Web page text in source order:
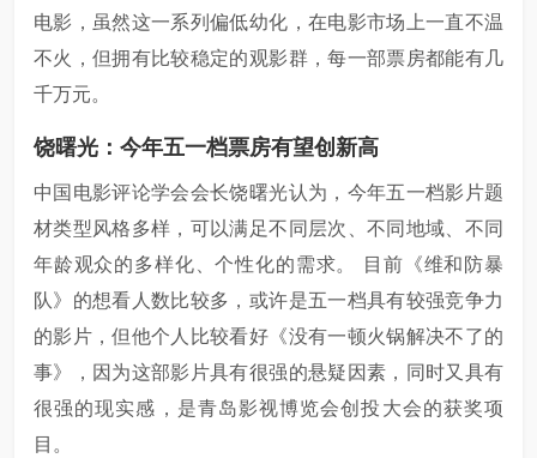
电影，虽然这一系列偏低幼化，在电影市场上一直不温
不火，但拥有比较稳定的观影群，每一部票房都能有几
千万元。
饶曙光：今年五一档票房有望创新高
中国电影评论学会会长饶曙光认为，今年五一档影片题
材类型风格多样，可以满足不同层次、不同地域、不同
年龄观众的多样化、个性化的需求。 目前《维和防暴
队》的想看人数比较多，或许是五一档具有较强竞争力
的影片，但他个人比较看好《没有一顿火锅解决不了的
事》，因为这部影片具有很强的悬疑因素，同时又具有
很强的现实感，是青岛影视博览会创投大会的获奖项
目。